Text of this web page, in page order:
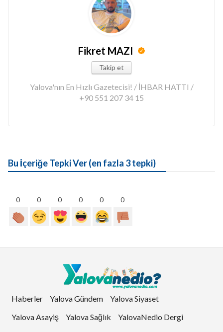
Fikret MAZI
Takip et
Yalova'nın En Hızlı Gazetecisi! / İHBAR HATTI /
+90 551 207 34 15
Bu İçeriğe Tepki Ver (en fazla 3 tepki)
0 0 0 0 0 0
Haberler Yalova Gündem
Yalova Siyaset
Yalova Asayiş
Yalova Sağlık
YalovaNedio Dergi